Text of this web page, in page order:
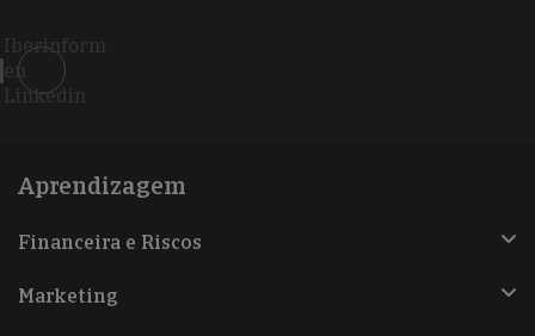
Iberinform
en
Linkedin
Aprendizagem
Financeira e Riscos
Marketing